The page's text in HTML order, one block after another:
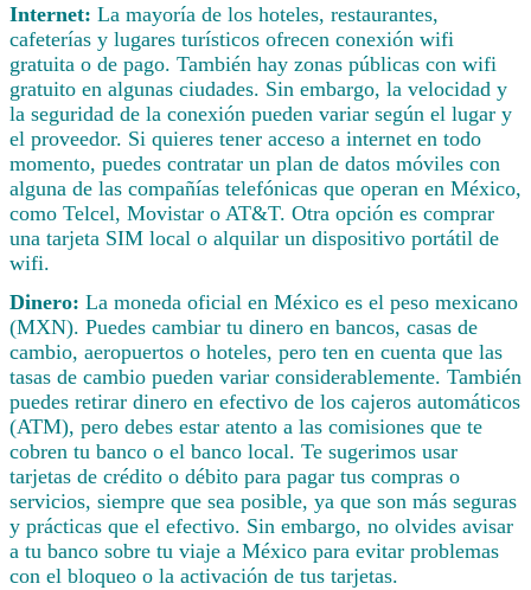
Internet: La mayoría de los hoteles, restaurantes,
cafeterías y lugares turísticos ofrecen conexión wifi
gratuita o de pago. También hay zonas públicas con wifi
gratuito en algunas ciudades. Sin embargo, la velocidad y
la seguridad de la conexión pueden variar según el lugar y
el proveedor. Si quieres tener acceso a internet en todo
momento, puedes contratar un plan de datos móviles con
alguna de las compañías telefónicas que operan en México,
como Telcel, Movistar o AT&T. Otra opción es comprar
una tarjeta SIM local o alquilar un dispositivo portátil de
wifi.
Dinero: La moneda oficial en México es el peso mexicano
(MXN). Puedes cambiar tu dinero en bancos, casas de
cambio, aeropuertos o hoteles, pero ten en cuenta que las
tasas de cambio pueden variar considerablemente. También
puedes retirar dinero en efectivo de los cajeros automáticos
(ATM), pero debes estar atento a las comisiones que te
cobren tu banco o el banco local. Te sugerimos usar
tarjetas de crédito o débito para pagar tus compras o
servicios, siempre que sea posible, ya que son más seguras
y prácticas que el efectivo. Sin embargo, no olvides avisar
a tu banco sobre tu viaje a México para evitar problemas
con el bloqueo o la activación de tus tarjetas.